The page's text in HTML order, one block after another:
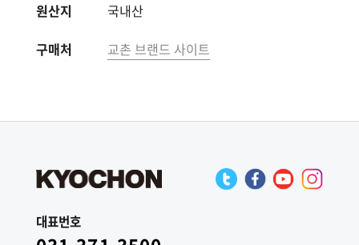
원산지
국내산
구매처
교촌 브랜드 사이트
대표번호